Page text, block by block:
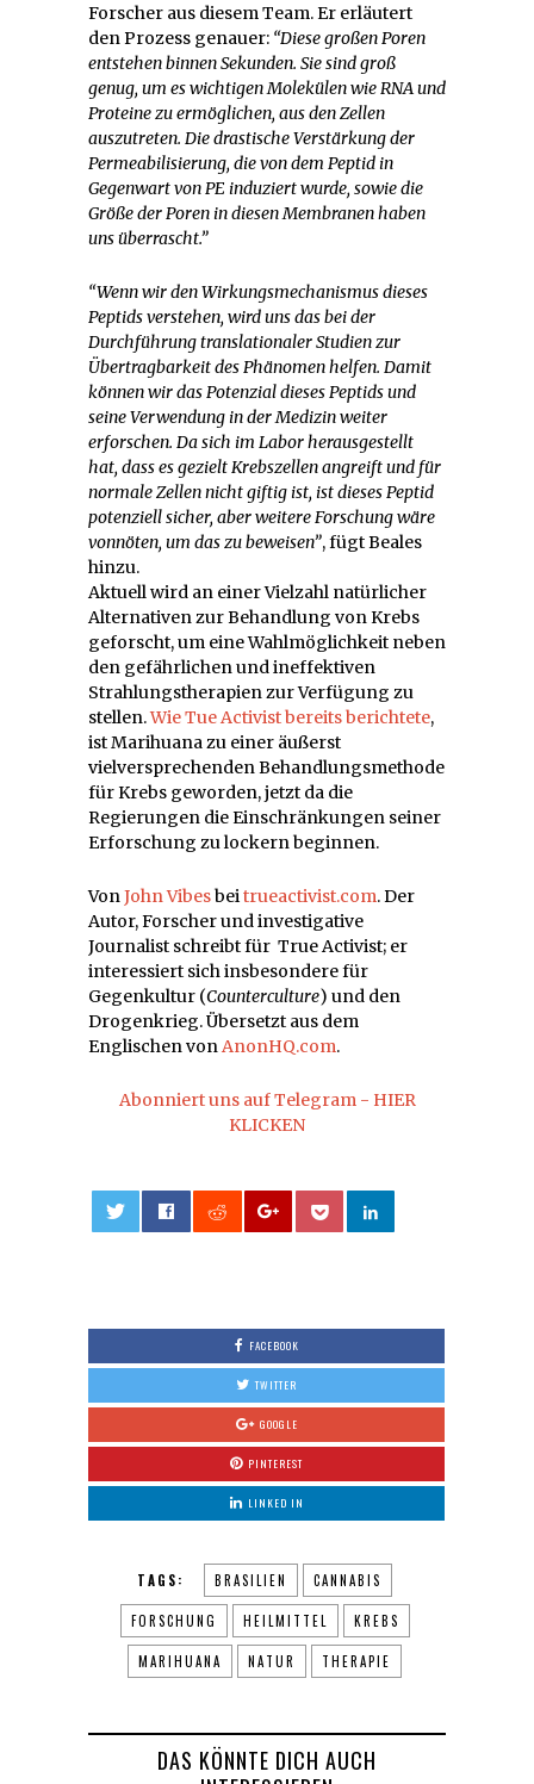
Forscher aus diesem Team. Er erläutert
den Prozess genauer: “Diese großen Poren
entstehen binnen Sekunden. Sie sind groß
genug, um es wichtigen Molekülen wie RNA und
Proteine zu ermöglichen, aus den Zellen
auszutreten. Die drastische Verstärkung der
Permeabilisierung, die von dem Peptid in
Gegenwart von PE induziert wurde, sowie die
Größe der Poren in diesen Membranen haben
uns überrascht.”
“Wenn wir den Wirkungsmechanismus dieses
Peptids verstehen, wird uns das bei der
Durchführung translationaler Studien zur
Übertragbarkeit des Phänomen helfen. Damit
können wir das Potenzial dieses Peptids und
seine Verwendung in der Medizin weiter
erforschen. Da sich im Labor herausgestellt
hat, dass es gezielt Krebszellen angreift und für
normale Zellen nicht giftig ist, ist dieses Peptid
potenziell sicher, aber weitere Forschung wäre
vonnöten, um das zu beweisen”, fügt Beales
hinzu.
Aktuell wird an einer Vielzahl natürlicher
Alternativen zur Behandlung von Krebs
geforscht, um eine Wahlmöglichkeit neben
den gefährlichen und ineffektiven
Strahlungstherapien zur Verfügung zu
stellen.Wie Tue Activist bereits berichtete,
ist Marihuana zu einer äußerst
vielversprechenden Behandlungsmethode
für Krebs geworden, jetzt da die
Regierungen die Einschränkungen seiner
Erforschung zu lockern beginnen.
VonJohn Vibesbeitrueactivist.com. Der
Autor, Forscher und investigative
Journalist schreibt für True Activist; er
interessiert sich insbesondere für
Gegenkultur (Counterculture) und den
Drogenkrieg. Übersetzt aus dem
Englischen vonAnonHQ.com.
Abonniert uns auf Telegram - HIER
KLICKEN
FACEBOOK
TWITTER
GOOGLE
PINTEREST
LINKED IN
TAGS: BRASILIEN CANNABIS
FORSCHUNG HEILMITTEL KREBS
MARIHUANA NATUR THERAPIE
DAS KÖNNTE DICH AUCH